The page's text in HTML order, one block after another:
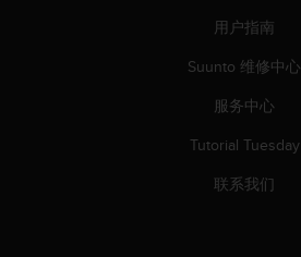
用户指南
Suunto 维修中心
服务中心
Tutorial Tuesday
联系我们